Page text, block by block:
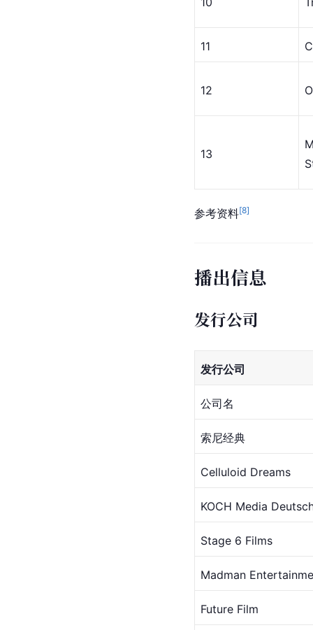
11
12
13
参考资料[8]
播出信息
发行公司
发行公司
公司名
索尼经典
Celluloid Dreams
KOCH Media
Stage 6 Films
Madman
Future Film